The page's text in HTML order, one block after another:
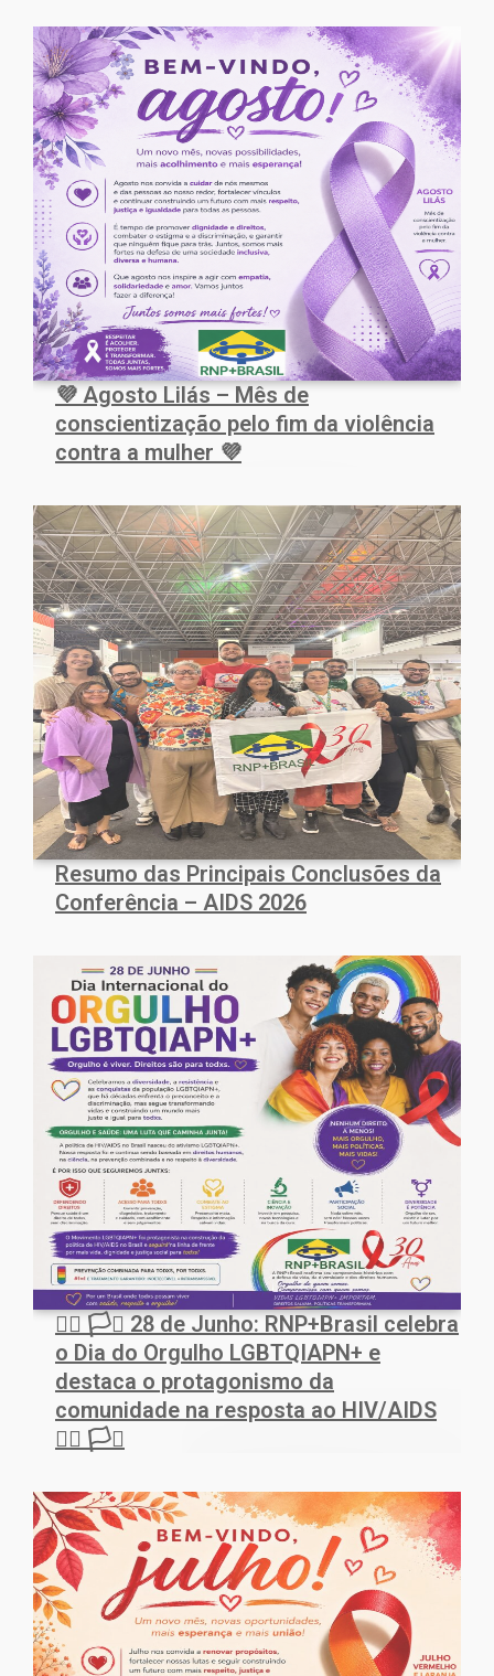
💜 Agosto Lilás – Mês de
conscientização pelo fim da violência
contra a mulher 💜
Resumo das Principais Conclusões da
Conferência – AIDS 2026
🏳️‍🌈 🏳️‍⚧️ 28 de Junho: RNP+Brasil celebra
o Dia do Orgulho LGBTQIAPN+ e
destaca o protagonismo da
comunidade na resposta ao HIV/AIDS
🏳️‍🌈 🏳️‍⚧️